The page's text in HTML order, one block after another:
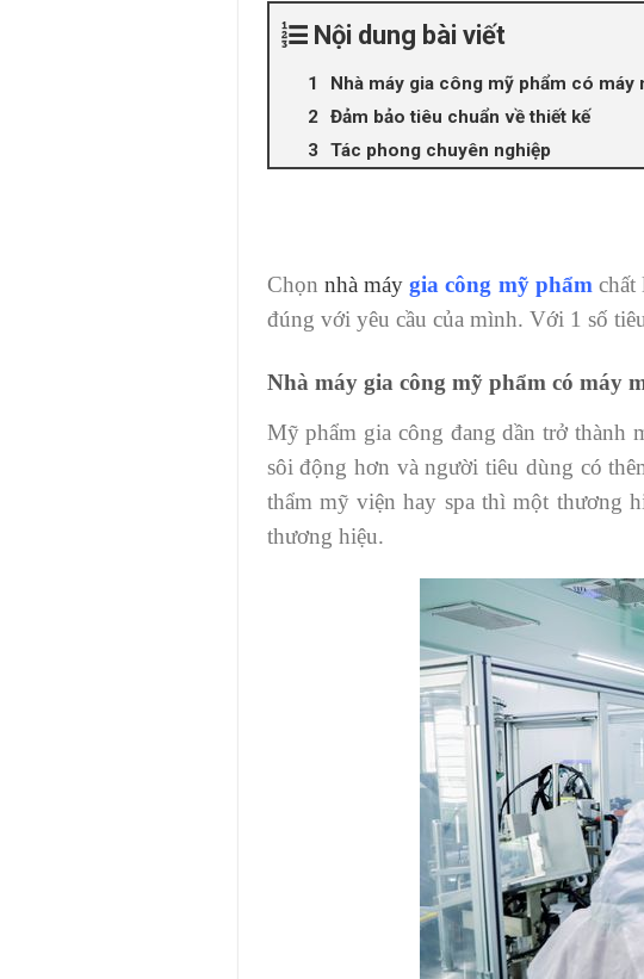
Nội dung bài viết
Nhà máy gia công mỹ phẩm có máy
Đảm bảo tiêu chuẩn về thiết kế
Tác phong chuyên nghiệp
Chọn nhà máygia công mỹ phẩm chất
đúng với yêu cầu của mình. Với 1 số
Nhà máy gia công mỹ phẩm có máy
Mỹ phẩm gia công đang dần trở thành
sôi động hơn và người tiêu dùng có
thẩm mỹ viện hay spa thì một thương
thương hiệu.